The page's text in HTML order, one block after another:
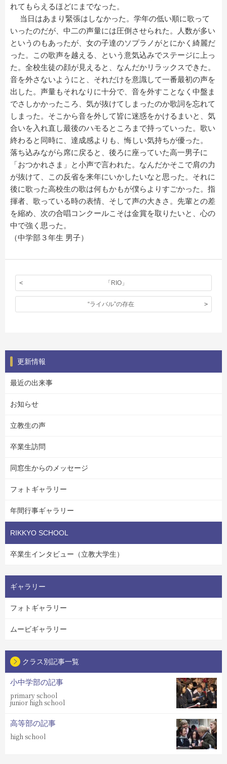
れてもらえるほどにまでなった。
当日はあまり緊張はしなかった。学年の低い順に歌って
いったのだが、中二の声量には圧倒させられた。人数が多い
というのもあったが、女の子達のソプラノがとにかく綺麗だ
った。この歌声を越える、という意気込みでステージに上っ
た。全校生徒の顔が見えると、なんだかリラックスできた。
音を外さないようにと、それだけを意識して一番最初の声を
出した。声量もそれなりに十分で、音を外すことなく中盤ま
でさしかかったころ、気が抜けてしまったのか歌詞を忘れて
しまった。そこから音を外して皆に迷惑をかけるまいと、気
合いを入れ直し最後のハモるところまで持っていった。歌い
終わると同時に、達成感よりも、悔しい気持ちが優った。
落ち込みながら席に戻ると、後ろに座っていた高一男子に
「おつかれさま」と小声で言われた。なんだかそこで肩の力
が抜けて、この反省を来年にいかしたいなと思った。それに
後に歌った高校生の歌は何もかもが僕らよりすごかった。指
揮者、歌っている時の表情、そして声の大きさ。先輩との差
を縮め、次の合唱コンクールこそは金賞を取りたいと、心の
中で強く思った。
（中学部３年生 男子）
「RIO」
“ライバル”の存在
更新情報
最近の出来事
お知らせ
立教生の声
卒業生訪問
同窓生からのメッセージ
フォトギャラリー
年間行事ギャラリー
RIKKYO SCHOOL
卒業生インタビュー（立教大学生）
ギャラリー
フォトギャラリー
ムービギャラリー
クラス別記事一覧
小中学部の記事
primary school
junior high school
高等部の記事
high school